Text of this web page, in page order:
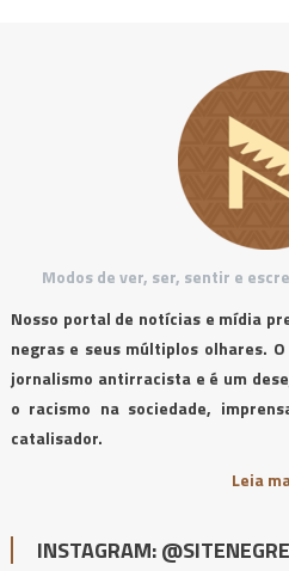
Modos de ver, ser, sentir e
Nosso portal de notícias e mídia
negras e seus múltiplos olhares.
jornalismo antirracista e é um
o racismo na sociedade,
catalisador.
Leia
INSTAGRAM: @SITENEGRE